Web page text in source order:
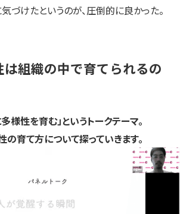
づけたというのが、圧倒的に良かった。
組織の中で育てられるの
様性を育む」というトークテーマ。
育て方について探っていきます。